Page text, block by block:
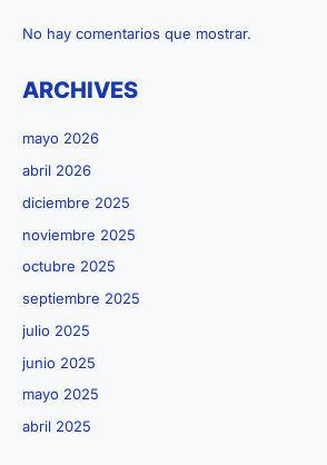
No hay comentarios que mostrar.
ARCHIVES
mayo 2026
abril 2026
diciembre 2025
noviembre 2025
octubre 2025
septiembre 2025
julio 2025
junio 2025
mayo 2025
abril 2025